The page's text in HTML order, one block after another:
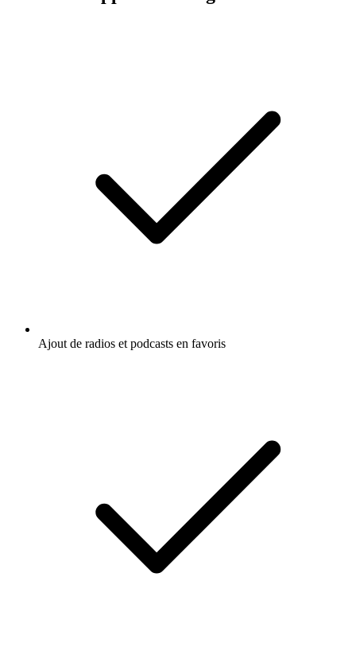
Ajout de radios et podcasts en favoris